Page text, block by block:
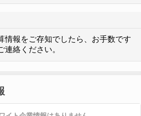
情報をご存知でしたら、お手数です
連絡ください。